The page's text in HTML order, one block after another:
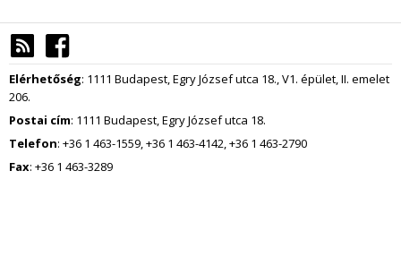
Elérhetőség: 1111 Budapest, Egry József utca 18., V1. épület, II. emelet
206.
Postai cím: 1111 Budapest, Egry József utca 18.
Telefon: +36 1 463-1559, +36 1 463-4142, +36 1 463-2790
Fax: +36 1 463-3289